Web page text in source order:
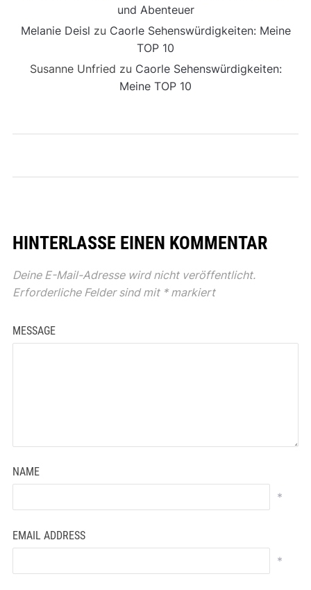
und Abenteuer
Melanie Deisl zu Caorle Sehenswürdigkeiten: Meine
TOP 10
Susanne Unfried zu Caorle Sehenswürdigkeiten:
Meine TOP 10
HINTERLASSE EINEN KOMMENTAR
Deine E-Mail-Adresse wird nicht veröffentlicht.
Erforderliche Felder sind mit *markiert
MESSAGE
NAME
*
EMAIL ADDRESS
*